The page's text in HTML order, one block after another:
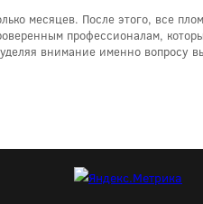
месяцев. После этого, все
профессионалам,
внимание именно вопросу